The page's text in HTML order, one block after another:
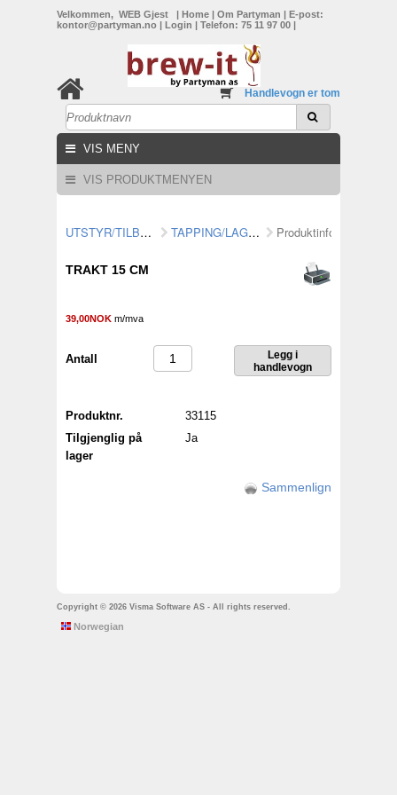
Velkommen, WEB Gjest | Home | Om Partyman | E-post:
kontor@partyman.no | Login | Telefon: 75 11 97 00 |
Handlevogn er tom
VIS MENY
VIS PRODUKTMENYEN
UTSTYR/TILBEHØR TAPPING/LAGRING Produktinformasjon
TRAKT 15 CM
39,00NOK m/mva
Antall
Produktnr.
33115
Tilgjenglig på
lager
Ja
Sammenlign
Copyright © 2026 Visma Software AS - All rights reserved.
Norwegian